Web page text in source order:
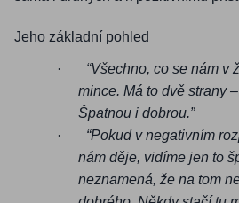
Jeho základní pohled
·
“Všechno, co se nám v
mince. Má to dvě strany
Špatnou i dobrou.”
·
“Pokud v negativním
nám děje, vidíme jen to
neznamená, že na tom